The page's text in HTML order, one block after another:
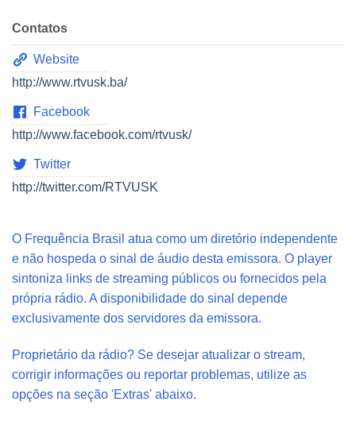
Contatos
Website
http://www.rtvusk.ba/
Facebook
http://www.facebook.com/rtvusk/
Twitter
http://twitter.com/RTVUSK
O Frequência Brasil atua como um diretório independente
e não hospeda o sinal de áudio desta emissora. O player
sintoniza links de streaming públicos ou fornecidos pela
própria rádio. A disponibilidade do sinal depende
exclusivamente dos servidores da emissora.
Proprietário da rádio? Se desejar atualizar o stream,
corrigir informações ou reportar problemas, utilize as
opções na seção 'Extras' abaixo.